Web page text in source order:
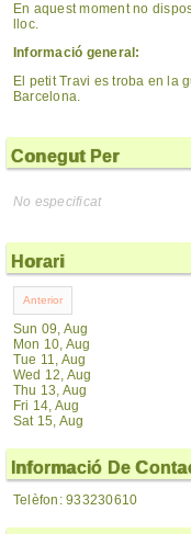
En aquest moment no
lloc.
Informació general:
El petit Travi es troba en la
Barcelona.
Conegut Per
No especificat
Horari
Sun 09, Aug
Mon 10, Aug
Tue 11, Aug
Wed 12, Aug
Thu 13, Aug
Fri 14, Aug
Sat 15, Aug
Informació De
Telèfon: 933230610